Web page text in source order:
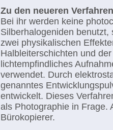
Zu den neueren
Bei ihr werden keine
Silberhalogeniden
zwei physikalischen
Halbleiterschichten und
lichtempfindliches
verwendet. Durch
genanntes
entwickelt. Dieses
als Photographie in Frage.
Bürokopierer.